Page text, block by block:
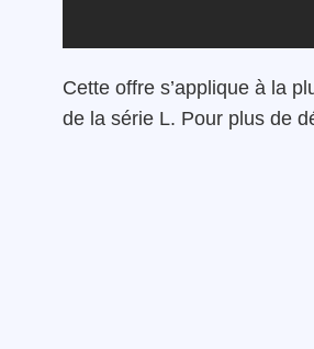
Cette offre s’applique à la
de la série L. Pour plus de